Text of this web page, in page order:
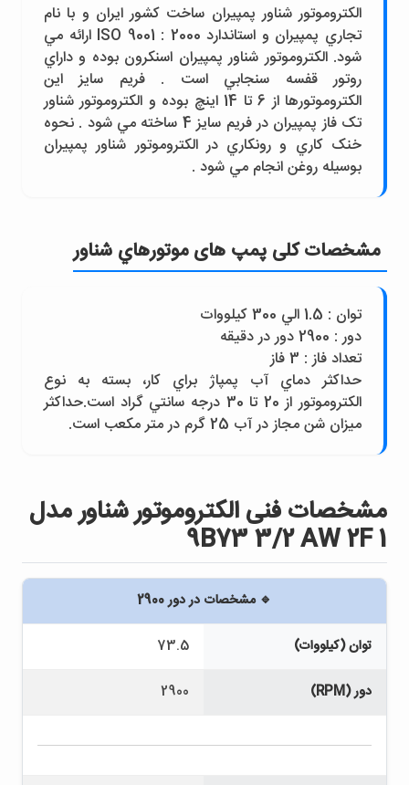
الکتروموتور شناور پمپيران ساخت کشور ايران و با نام
تجاري پمپيران و استاندارد ISO 9001 : 2000 ارائه مي
شود. الکتروموتور شناور پمپيران اسنکرون بوده و داراي
روتور قفسه سنجابي است . فريم سايز اين
الکتروموتورها از 6 تا 14 اينچ بوده و الکتروموتور شناور
تک فاز پمپيران در فريم سايز 4 ساخته مي شود . نحوه
خنک کاري و رونکاري در الکتروموتور شناور پمپيران
بوسيله روغن انجام مي شود .
مشخصات کلی پمپ های موتورهاي شناور
توان : 1.5 الي 300 کيلووات
دور : 2900 دور در دقيقه
تعداد فاز : 3 فاز
حداکثر دماي آب پمپاژ براي کار، بسته به نوع
الکتروموتور از 20 تا 30 درجه سانتي گراد است.حداکثر
ميزان شن مجاز در آب 25 گرم در متر مکعب است.
مشخصات فنی الكتروموتور شناور مدل
9B73 3/2 AW 2F 1
🔹 مشخصات در دور 2900
توان (کیلووات) 73.5
دور (RPM) 2900